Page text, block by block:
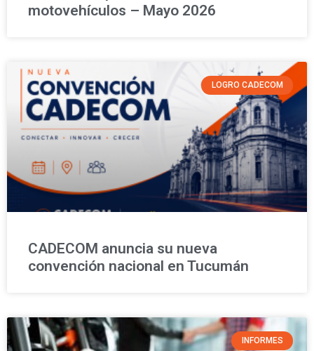
motovehículos – Mayo 2026
LOGRO CADECOM
CADECOM anuncia su nueva
convención nacional en Tucumán
INFORMES